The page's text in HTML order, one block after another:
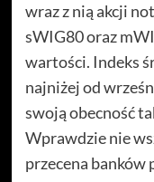
wraz z nią akcji
sWIG80 oraz
wartości. Indeks
najniżej od
swoją obecność
Wprawdzie nie
przecena banków